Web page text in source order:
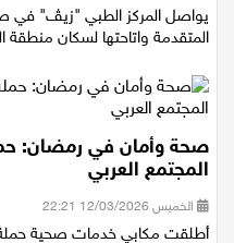
الأثنين 27/04/2026 21:21
يواصل المركز الطبي "زيڤ" في
صحة وأمان في رمضان:
المجتمع العربي
الخميس 12/03/2026 22:21